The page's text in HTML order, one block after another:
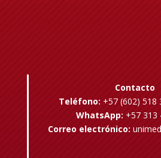
Contacto
Teléfono: +57 (602) 518
WhatsApp: +57 313
Correo electrónico: